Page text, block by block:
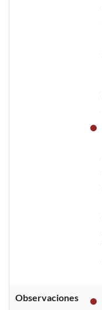
Observaciones